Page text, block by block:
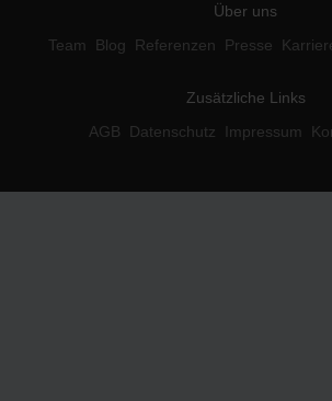
Über uns
Team
Blog Referenzen Presse
Zusätzliche Links
AGB
Datenschutz Impressum